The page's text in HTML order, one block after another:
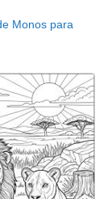
Monos para